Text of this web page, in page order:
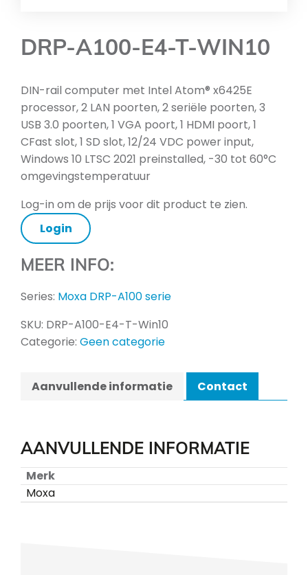
DRP-A100-E4-T-WIN10
DIN-rail computer met Intel Atom® x6425E
processor, 2 LAN poorten, 2 seriële poorten, 3
USB 3.0 poorten, 1 VGA poort, 1 HDMI poort, 1
CFast slot, 1 SD slot, 12/24 VDC power input,
Windows 10 LTSC 2021 preinstalled, -30 tot 60°C
omgevingstemperatuur
Log-in om de prijs voor dit product te zien.
Login
MEER INFO:
Series: Moxa DRP-A100 serie
SKU: DRP-A100-E4-T-Win10
Categorie: Geen categorie
Aanvullende informatie Contact
AANVULLENDE INFORMATIE
Merk
Moxa